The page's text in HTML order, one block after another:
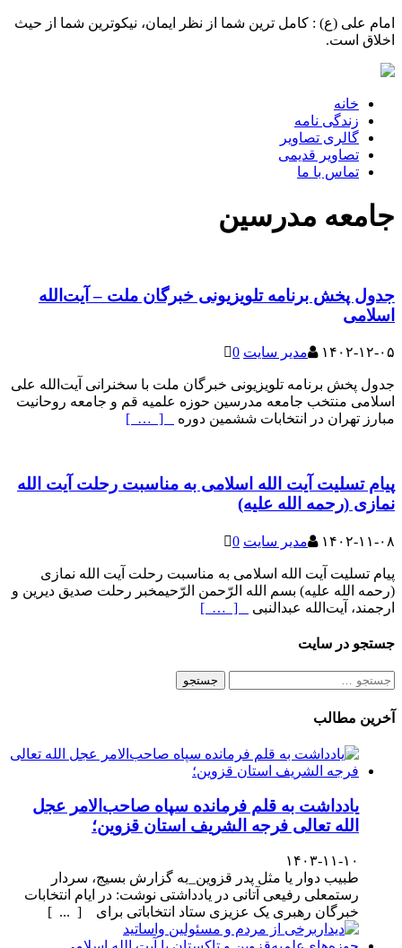
امام علی (ع) : کامل ترین شما از نظر ایمان، نیکوترین شما از حیث
اخلاق است.
خانه
زندگی نامه
گالری تصاویر
تصاویر قدیمی
تماس با ما
جامعه مدرسین
جدول پخش برنامه تلویزیونی خبرگان ملت – آیت‌الله
اسلامی
۱۴۰۲-۱۲-۰۵ مدیر سایت 0
جدول پخش برنامه تلویزیونی خبرگان ملت با سخنرانی آیت‌الله علی
اسلامی منتخب جامعه مدرسین حوزه علمیه قم و جامعه روحانیت
مبارز تهران در انتخابات ششمین دوره
[ … ]
پیام تسلیت آیت الله اسلامی به مناسبت رحلت آیت الله
نمازی (رحمه الله علیه)
۱۴۰۲-۱۱-۰۸ مدیر سایت 0
پیام تسلیت آیت الله اسلامی به مناسبت رحلت آیت الله نمازی
(رحمه الله علیه) بسم الله الرّحمن الرّحیمخبر رحلت صدیق دیرین و
ارجمند، آیت‌الله عبدالنبی
[ … ]
جستجو در سایت
جستجو
آخرین مطالب
یادداشت به قلم فرمانده سپاه صاحب‌الامر عجل
الله تعالی فرجه الشریف استان قزوین؛
۱۴۰۳-۱۱-۱۰
طبیب دوار یا مثل پدر قزوین_به گزارش بسیج، سردار
رستمعلی رفیعی آتانی در یادداشتی نوشت: در ایام انتخابات
خبرگان رهبری یک عزیزی ستاد انتخاباتی برای [ ... ]